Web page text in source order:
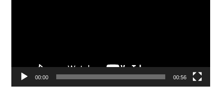
00:00 00:56